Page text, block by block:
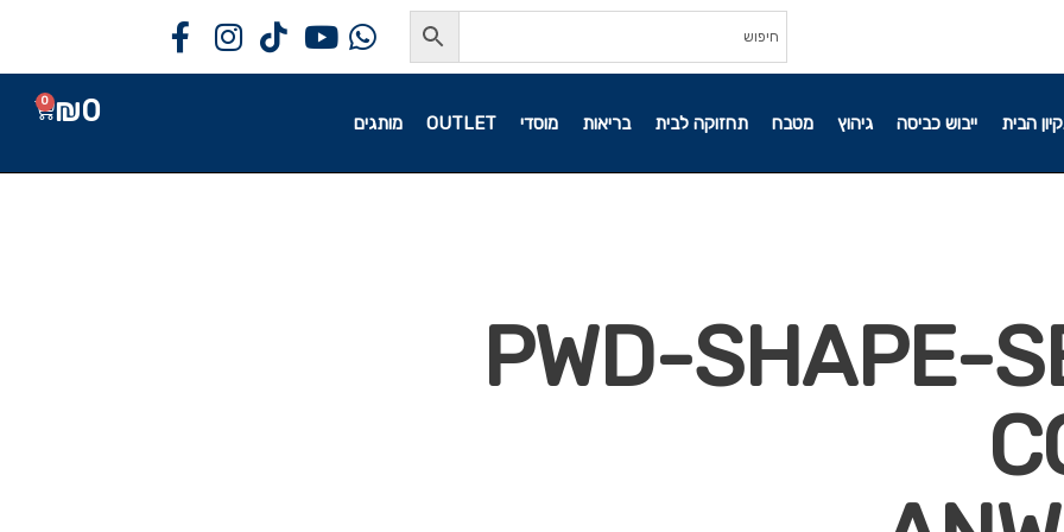
הבית ייבוש כביסה גיהוץ מטבח תחזוקה לבית בריאות מוסדי OUTLET מותגים ₪0
0
63872-PWD-